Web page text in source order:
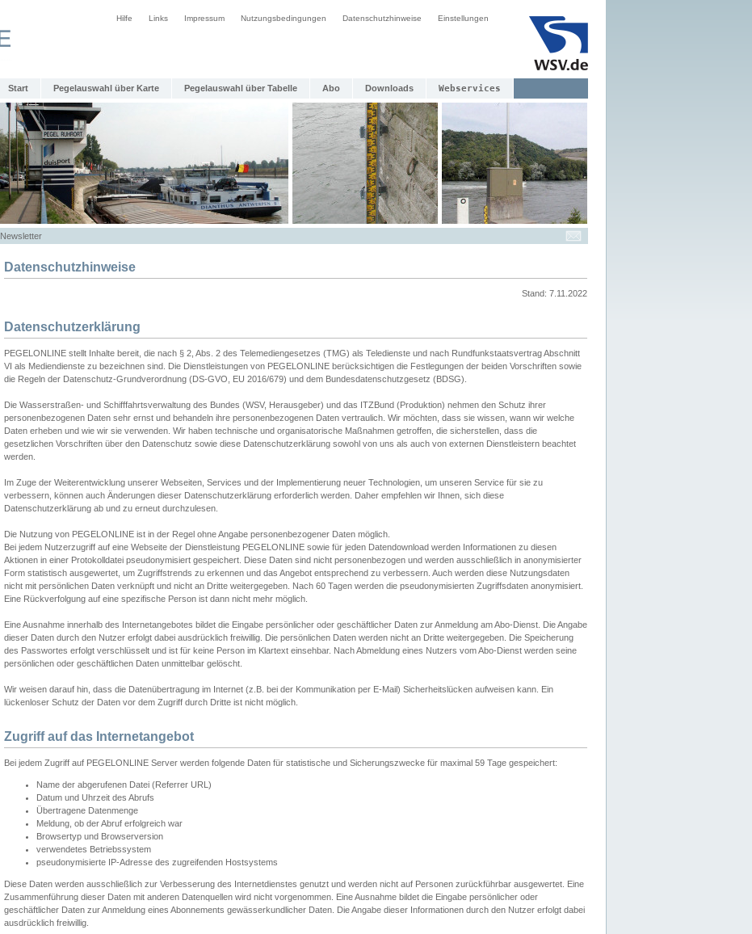
Hilfe Links Impressum Nutzungsbedingungen Datenschutzhinweise Einstellungen
Start Pegelauswahl über Karte Pegelauswahl über Tabelle Abo Downloads Webservices
Newsletter
Datenschutzhinweise
Stand: 7.11.2022
Datenschutzerklärung
PEGELONLINE stellt Inhalte bereit, die nach § 2, Abs. 2 des Telemediengesetzes (TMG) als Teledienste und nach Rundfunkstaatsvertrag Abschnitt
VI als Mediendienste zu bezeichnen sind. Die Dienstleistungen von PEGELONLINE berücksichtigen die Festlegungen der beiden Vorschriften sowie
die Regeln der Datenschutz-Grundverordnung (DS-GVO, EU 2016/679) und dem Bundesdatenschutzgesetz (BDSG).
Die Wasserstraßen- und Schifffahrtsverwaltung des Bundes (WSV, Herausgeber) und das ITZBund (Produktion) nehmen den Schutz ihrer
personenbezogenen Daten sehr ernst und behandeln ihre personenbezogenen Daten vertraulich. Wir möchten, dass sie wissen, wann wir welche
Daten erheben und wie wir sie verwenden. Wir haben technische und organisatorische Maßnahmen getroffen, die sicherstellen, dass die
gesetzlichen Vorschriften über den Datenschutz sowie diese Datenschutzerklärung sowohl von uns als auch von externen Dienstleistern beachtet
werden.
Im Zuge der Weiterentwicklung unserer Webseiten, Services und der Implementierung neuer Technologien, um unseren Service für sie zu
verbessern, können auch Änderungen dieser Datenschutzerklärung erforderlich werden. Daher empfehlen wir Ihnen, sich diese
Datenschutzerklärung ab und zu erneut durchzulesen.
Die Nutzung von PEGELONLINE ist in der Regel ohne Angabe personenbezogener Daten möglich.
Bei jedem Nutzerzugriff auf eine Webseite der Dienstleistung PEGELONLINE sowie für jeden Datendownload werden Informationen zu diesen
Aktionen in einer Protokolldatei pseudonymisiert gespeichert. Diese Daten sind nicht personenbezogen und werden ausschließlich in anonymisierter
Form statistisch ausgewertet, um Zugriffstrends zu erkennen und das Angebot entsprechend zu verbessern. Auch werden diese Nutzungsdaten
nicht mit persönlichen Daten verknüpft und nicht an Dritte weitergegeben. Nach 60 Tagen werden die pseudonymisierten Zugriffsdaten anonymisiert.
Eine Rückverfolgung auf eine spezifische Person ist dann nicht mehr möglich.
Eine Ausnahme innerhalb des Internetangebotes bildet die Eingabe persönlicher oder geschäftlicher Daten zur Anmeldung am Abo-Dienst. Die Angabe
dieser Daten durch den Nutzer erfolgt dabei ausdrücklich freiwillig. Die persönlichen Daten werden nicht an Dritte weitergegeben. Die Speicherung
des Passwortes erfolgt verschlüsselt und ist für keine Person im Klartext einsehbar. Nach Abmeldung eines Nutzers vom Abo-Dienst werden seine
persönlichen oder geschäftlichen Daten unmittelbar gelöscht.
Wir weisen darauf hin, dass die Datenübertragung im Internet (z.B. bei der Kommunikation per E-Mail) Sicherheitslücken aufweisen kann. Ein
lückenloser Schutz der Daten vor dem Zugriff durch Dritte ist nicht möglich.
Zugriff auf das Internetangebot
Bei jedem Zugriff auf PEGELONLINE Server werden folgende Daten für statistische und Sicherungszwecke für maximal 59 Tage gespeichert:
Name der abgerufenen Datei (Referrer URL)
Datum und Uhrzeit des Abrufs
Übertragene Datenmenge
Meldung, ob der Abruf erfolgreich war
Browsertyp und Browserversion
verwendetes Betriebssystem
pseudonymisierte IP-Adresse des zugreifenden Hostsystems
Diese Daten werden ausschließlich zur Verbesserung des Internetdienstes genutzt und werden nicht auf Personen zurückführbar ausgewertet. Eine
Zusammenführung dieser Daten mit anderen Datenquellen wird nicht vorgenommen. Eine Ausnahme bildet die Eingabe persönlicher oder
geschäftlicher Daten zur Anmeldung eines Abonnements gewässerkundlicher Daten. Die Angabe dieser Informationen durch den Nutzer erfolgt dabei
ausdrücklich freiwillig.